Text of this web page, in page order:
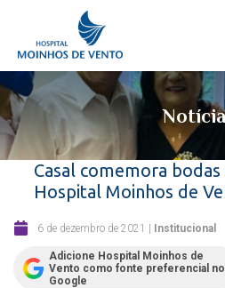
Casal comemora
Hospital Moinhos de
6 de dezembro de 2021 | Institucional
Adicione Hospital Moinhos de
Vento como fonte preferencial no
Google